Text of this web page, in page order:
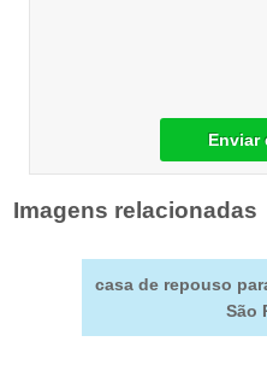
Enviar
Imagens relacionadas
casa de repouso
São